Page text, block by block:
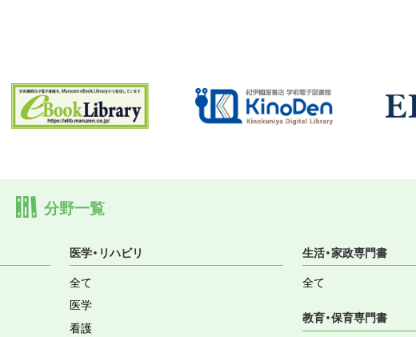
分野一覧
医学・リハビリ
全て
医学
看護
生活・家政専門書
全て
教育・保育専門書